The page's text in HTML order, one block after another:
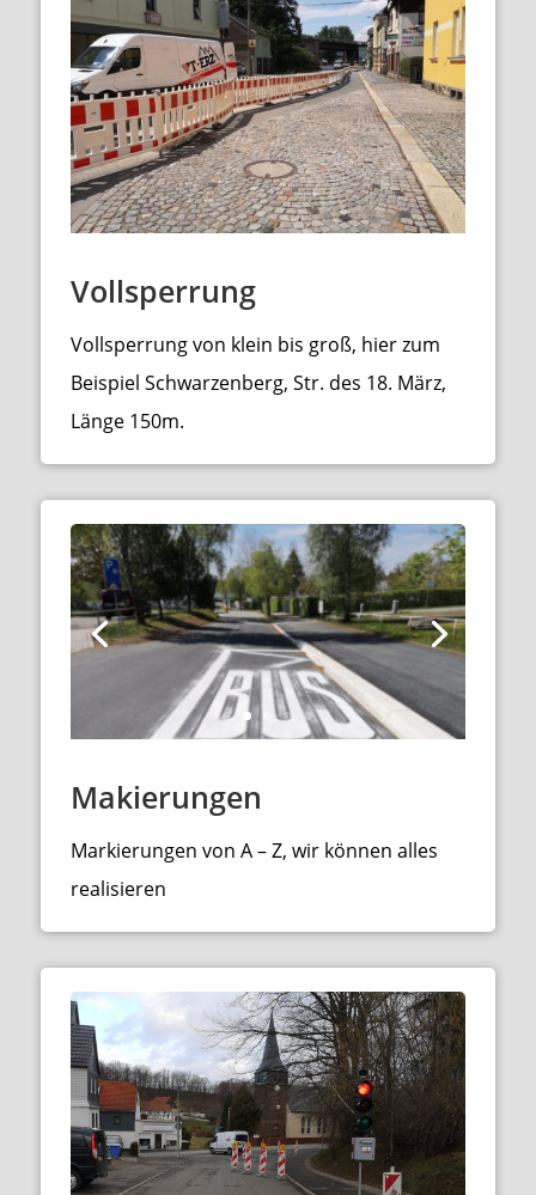
Vollsperrung
Vollsperrung von klein bis groß, hier zum
Beispiel Schwarzenberg, Str. des 18. März,
Länge 150m.
Makierungen
Markierungen von A – Z, wir können alles
realisieren